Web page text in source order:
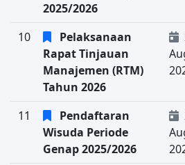
2025/2026
10
Pelaksanaan
Rapat Tinjauan
Manajemen (RTM)
Tahun 2026
11
Pendaftaran
Wisuda Periode
Genap 2025/2026